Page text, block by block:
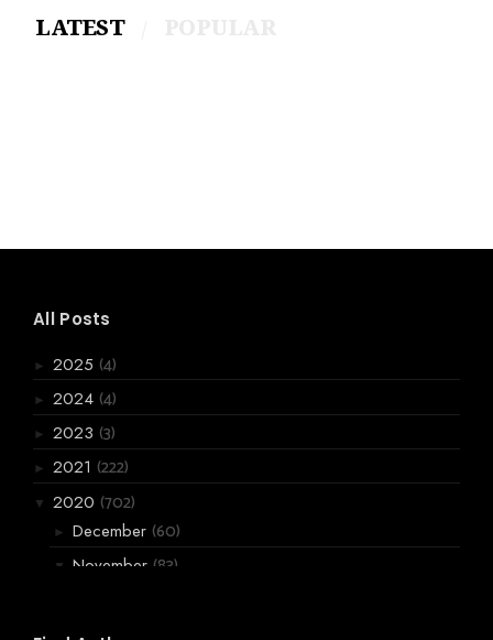
LATEST
All Posts
► 2025 (4)
► 2024 (4)
► 2023 (3)
► 2021 (222)
▼ 2020 (702)
► December (60)
▼ November (83)